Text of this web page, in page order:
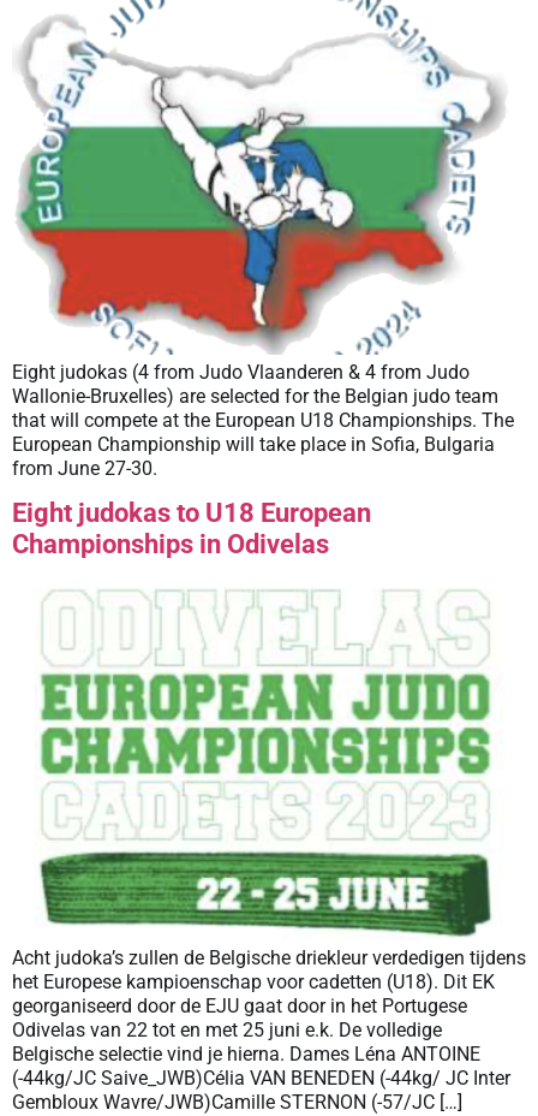
Eight judokas (4 from Judo Vlaanderen & 4 from Judo
Wallonie-Bruxelles) are selected for the Belgian judo team
that will compete at the European U18 Championships. The
European Championship will take place in Sofia, Bulgaria
from June 27-30.
Eight judokas to U18 European
Championships in Odivelas
Acht judoka’s zullen de Belgische driekleur verdedigen tijdens
het Europese kampioenschap voor cadetten (U18). Dit EK
georganiseerd door de EJU gaat door in het Portugese
Odivelas van 22 tot en met 25 juni e.k. De volledige
Belgische selectie vind je hierna. Dames Léna ANTOINE
(-44kg/JC Saive_JWB)Célia VAN BENEDEN (-44kg/ JC Inter
Gembloux Wavre/JWB)Camille STERNON (-57/JC […]